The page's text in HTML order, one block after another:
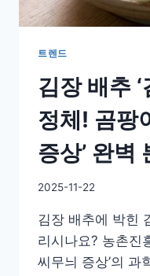
트렌드
김장 배추
정체! 곰팡
증상’ 완벽
By
이
슈
2025-11-22
김장 배추에 박힌
리시나요? 농촌진
씨무늬 증상’의 과